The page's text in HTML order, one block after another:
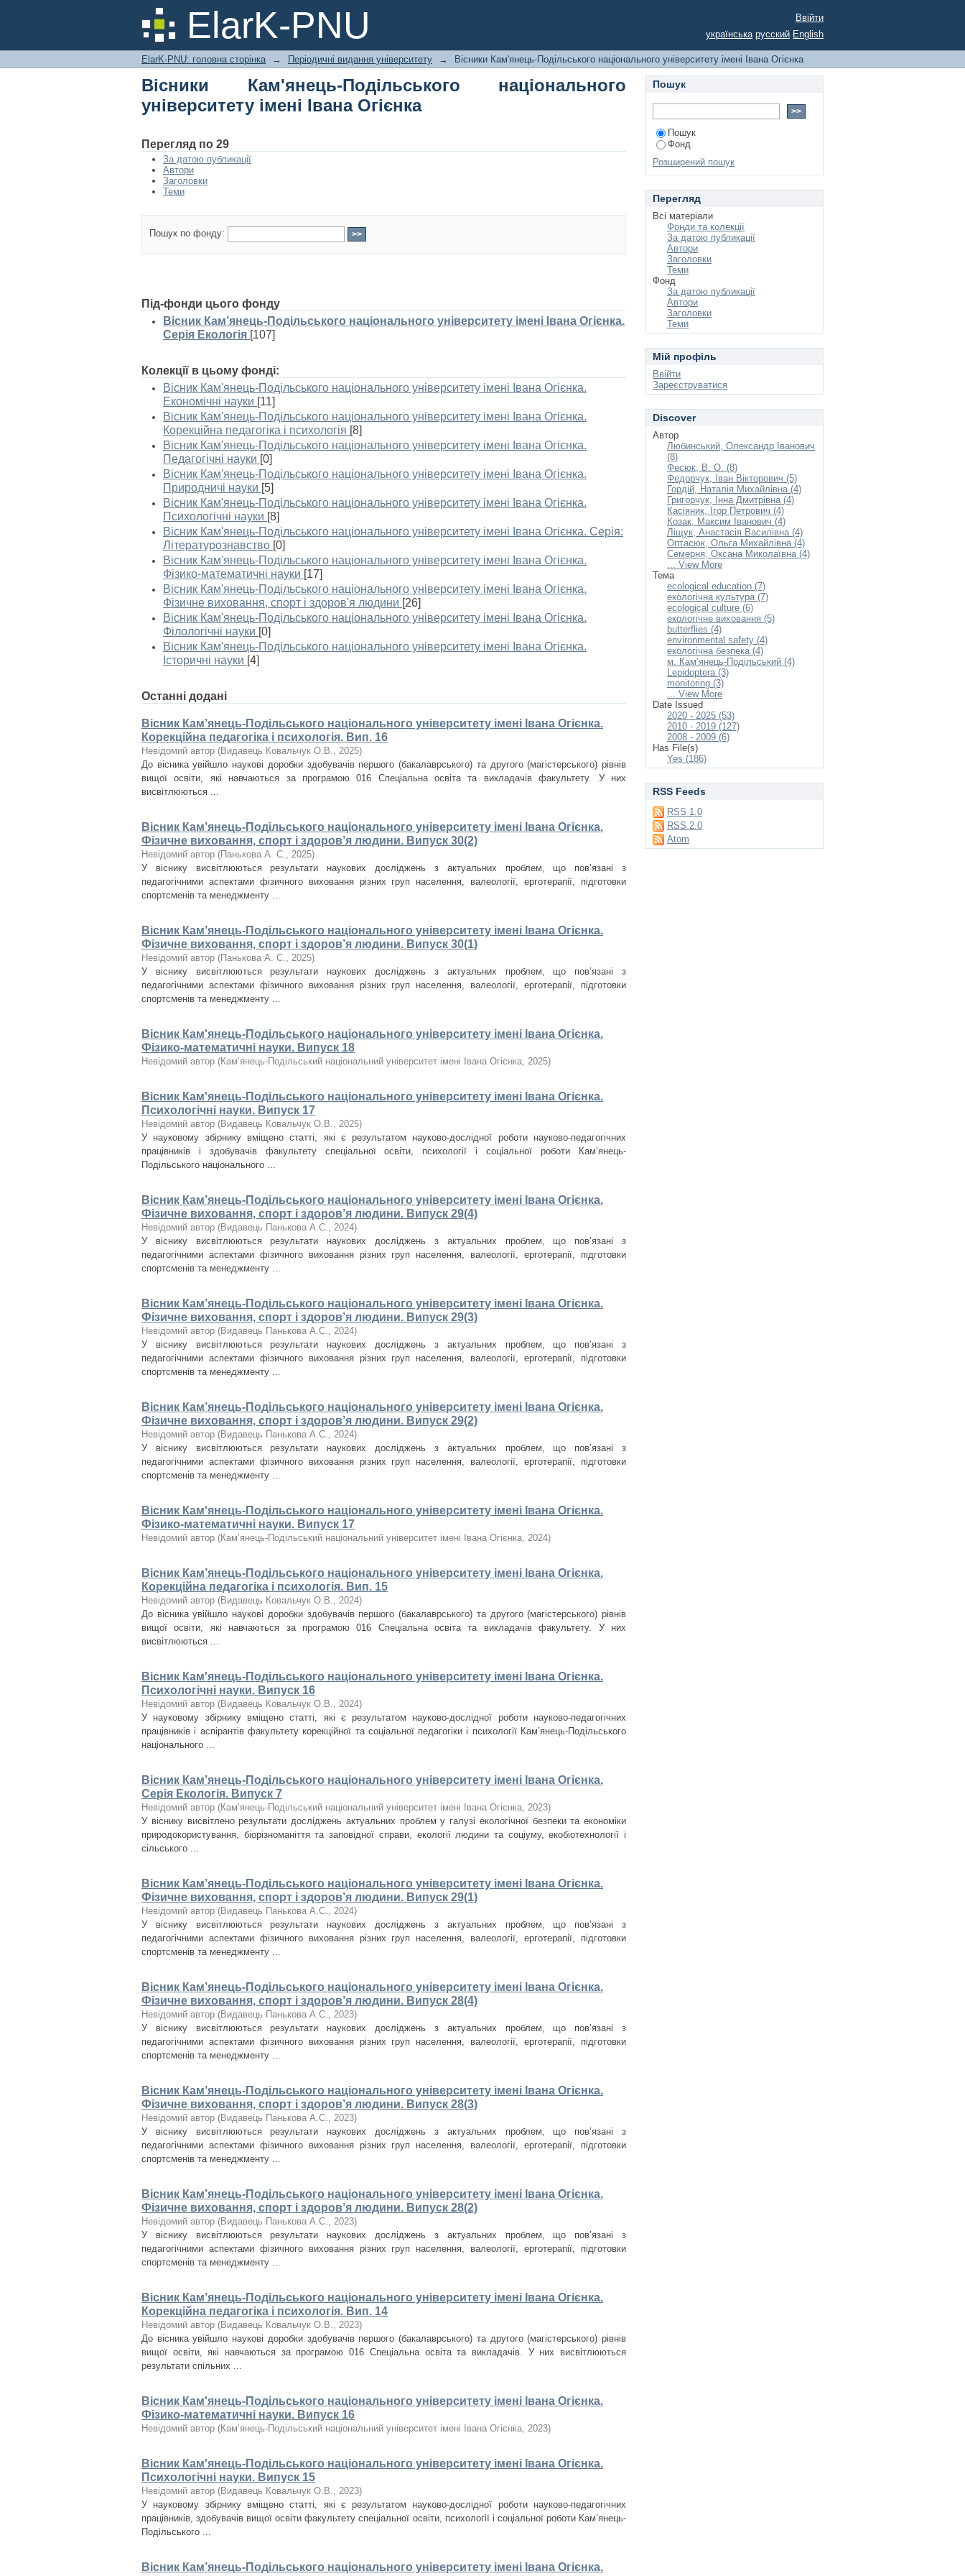
ElarK-PNU
Вісники Кам'янець-Подільського національного університету імені Івана
Огієнка
Ввійти
українська русский English
ElarK-PNU: головна сторінка → Періодичні видання університету → Вісники Кам'янець-Подільського національного університету імені Івана Огієнка
Вісники Кам'янець-Подільського національного
університету імені Івана Огієнка
Перегляд по 29
За датою публикації
Автори
Заголовки
Теми
Пошук по фонду:
Під-фонди цього фонду
Вісник Кам’янець-Подільського національного університету імені Івана Огієнка.
Серія Екологія [107]
Колекції в цьому фонді:
Вісник Кам'янець-Подільського національного університету імені Івана Огієнка.
Економічні науки [11]
Вісник Кам'янець-Подільського національного університету імені Івана Огієнка.
Корекційна педагогіка і психологія [8]
Вісник Кам'янець-Подільського національного університету імені Івана Огієнка.
Педагогічні науки [0]
Вісник Кам'янець-Подільського національного університету імені Івана Огієнка.
Природничі науки [5]
Вісник Кам'янець-Подільського національного університету імені Івана Огієнка.
Психологічні науки [8]
Вісник Кам'янець-Подільського національного університету імені Івана Огієнка. Серія:
Літературознавство [0]
Вісник Кам'янець-Подільського національного університету імені Івана Огієнка.
Фізико-математичні науки [17]
Вісник Кам'янець-Подільського національного університету імені Івана Огієнка.
Фізичне виховання, спорт і здоров'я людини [26]
Вісник Кам'янець-Подільського національного університету імені Івана Огієнка.
Філологічні науки [0]
Вісник Кам'янець-Подільського національного університету імені Івана Огієнка.
Історичні науки [4]
Останні додані
Вісник Кам’янець-Подільського національного університету імені Івана Огієнка.
Корекційна педагогіка і психологія. Вип. 16
Невідомий автор (Видавець Ковальчук О.В., 2025)
До вісника увійшло наукові доробки здобувачів першого (бакалаврського) та другого (магістерського) рівнів
вищої освіти, які навчаються за програмою 016 Спеціальна освіта та викладачів факультету. У них
висвітлюються ...
Вісник Кам’янець-Подільського національного університету імені Івана Огієнка.
Фізичне виховання, спорт і здоров’я людини. Випуск 30(2)
Невідомий автор (Панькова А. С., 2025)
У віснику висвітлюються результати наукових досліджень з актуальних проблем, що пов’язані з
педагогічними аспектами фізичного виховання різних груп населення, валеології, ерготерапії, підготовки
спортсменів та менеджменту ...
Вісник Кам’янець-Подільського національного університету імені Івана Огієнка.
Фізичне виховання, спорт і здоров’я людини. Випуск 30(1)
Невідомий автор (Панькова А. С., 2025)
У віснику висвітлюються результати наукових досліджень з актуальних проблем, що пов’язані з
педагогічними аспектами фізичного виховання різних груп населення, валеології, ерготерапії, підготовки
спортсменів та менеджменту ...
Вісник Кам'янець-Подільського національного університету імені Івана Огієнка.
Фізико-математичні науки. Випуск 18
Невідомий автор (Кам’янець-Подільський національний університет імені Івана Огієнка, 2025)
Вісник Кам'янець-Подільського національного університету імені Івана Огієнка.
Психологічні науки. Випуск 17
Невідомий автор (Видавець Ковальчук О.В., 2025)
У науковому збірнику вміщено статті, які є результатом науково-дослідної роботи науково-педагогічних
працівників і здобувачів факультету спеціальної освіти, психології і соціальної роботи Кам’янець-
Подільського національного ...
Вісник Кам’янець-Подільського національного університету імені Івана Огієнка.
Фізичне виховання, спорт і здоров’я людини. Випуск 29(4)
Невідомий автор (Видавець Панькова А.С., 2024)
У віснику висвітлюються результати наукових досліджень з актуальних проблем, що пов’язані з
педагогічними аспектами фізичного виховання різних груп населення, валеології, ерготерапії, підготовки
спортсменів та менеджменту ...
Вісник Кам’янець-Подільського національного університету імені Івана Огієнка.
Фізичне виховання, спорт і здоров’я людини. Випуск 29(3)
Невідомий автор (Видавець Панькова А.С., 2024)
У віснику висвітлюються результати наукових досліджень з актуальних проблем, що пов’язані з
педагогічними аспектами фізичного виховання різних груп населення, валеології, ерготерапії, підготовки
спортсменів та менеджменту ...
Вісник Кам’янець-Подільського національного університету імені Івана Огієнка.
Фізичне виховання, спорт і здоров’я людини. Випуск 29(2)
Невідомий автор (Видавець Панькова А.С., 2024)
У віснику висвітлюються результати наукових досліджень з актуальних проблем, що пов’язані з
педагогічними аспектами фізичного виховання різних груп населення, валеології, ерготерапії, підготовки
спортсменів та менеджменту ...
Вісник Кам'янець-Подільського національного університету імені Івана Огієнка.
Фізико-математичні науки. Випуск 17
Невідомий автор (Кам’янець-Подільський національний університет імені Івана Огієнка, 2024)
Вісник Кам’янець-Подільського національного університету імені Івана Огієнка.
Корекційна педагогіка і психологія. Вип. 15
Невідомий автор (Видавець Ковальчук О.В., 2024)
До вісника увійшло наукові доробки здобувачів першого (бакалаврського) та другого (магістерського) рівнів
вищої освіти, які навчаються за програмою 016 Спеціальна освіта та викладачів факультету. У них
висвітлюються ...
Вісник Кам'янець-Подільського національного університету імені Івана Огієнка.
Психологічні науки. Випуск 16
Невідомий автор (Видавець Ковальчук О.В., 2024)
У науковому збірнику вміщено статті, які є результатом науково-дослідної роботи науково-педагогічних
працівників і аспірантів факультету корекційної та соціальної педагогіки і психології Кам’янець-Подільського
національного ...
Вісник Кам’янець-Подільського національного університету імені Івана Огієнка.
Серія Екологія. Випуск 7
Невідомий автор (Кам’янець-Подільський національний університет імені Івана Огієнка, 2023)
У віснику висвітлено результати досліджень актуальних проблем у галузі екологічної безпеки та економіки
природокористування, біорізноманіття та заповідної справи, екології людини та соціуму, екобіотехнології і
сільського ...
Вісник Кам’янець-Подільського національного університету імені Івана Огієнка.
Фізичне виховання, спорт і здоров’я людини. Випуск 29(1)
Невідомий автор (Видавець Панькова А.С., 2024)
У віснику висвітлюються результати наукових досліджень з актуальних проблем, що пов’язані з
педагогічними аспектами фізичного виховання різних груп населення, валеології, ерготерапії, підготовки
спортсменів та менеджменту ...
Вісник Кам’янець-Подільського національного університету імені Івана Огієнка.
Фізичне виховання, спорт і здоров’я людини. Випуск 28(4)
Невідомий автор (Видавець Панькова А.С., 2023)
У віснику висвітлюються результати наукових досліджень з актуальних проблем, що пов’язані з
педагогічними аспектами фізичного виховання різних груп населення, валеології, ерготерапії, підготовки
спортсменів та менеджменту ...
Вісник Кам’янець-Подільського національного університету імені Івана Огієнка.
Фізичне виховання, спорт і здоров’я людини. Випуск 28(3)
Невідомий автор (Видавець Панькова А.С., 2023)
У віснику висвітлюються результати наукових досліджень з актуальних проблем, що пов’язані з
педагогічними аспектами фізичного виховання різних груп населення, валеології, ерготерапії, підготовки
спортсменів та менеджменту ...
Вісник Кам’янець-Подільського національного університету імені Івана Огієнка.
Фізичне виховання, спорт і здоров’я людини. Випуск 28(2)
Невідомий автор (Видавець Панькова А.С., 2023)
У віснику висвітлюються результати наукових досліджень з актуальних проблем, що пов’язані з
педагогічними аспектами фізичного виховання різних груп населення, валеології, ерготерапії, підготовки
спортсменів та менеджменту ...
Вісник Кам’янець-Подільського національного університету імені Івана Огієнка.
Корекційна педагогіка і психологія. Вип. 14
Невідомий автор (Видавець Ковальчук О.В., 2023)
До вісника увійшло наукові доробки здобувачів першого (бакалаврського) та другого (магістерського) рівнів
вищої освіти, які навчаються за програмою 016 Спеціальна освіта та викладачів. У них висвітлюються
результати спільних ...
Вісник Кам'янець-Подільського національного університету імені Івана Огієнка.
Фізико-математичні науки. Випуск 16
Невідомий автор (Кам’янець-Подільський національний університет імені Івана Огієнка, 2023)
Вісник Кам'янець-Подільського національного університету імені Івана Огієнка.
Психологічні науки. Випуск 15
Невідомий автор (Видавець Ковальчук О.В., 2023)
У науковому збірнику вміщено статті, які є результатом науково-дослідної роботи науково-педагогічних
працівників, здобувачів вищої освіти факультету спеціальної освіти, психології і соціальної роботи Кам’янець-
Подільського ...
Вісник Кам’янець-Подільського національного університету імені Івана Огієнка.
Пошук
Пошук
Фонд
Розширений пошук
Перегляд
Всі матеріали
Фонди та колекції
За датою публикації
Автори
Заголовки
Теми
Фонд
За датою публикації
Автори
Заголовки
Теми
Мій профіль
Ввійти
Зареєструватися
Discover
Автор
Любинський, Олександр Іванович
(8)
Фесюк, В. О. (8)
Федорчук, Іван Вікторович (5)
Гордій, Наталія Михайлівна (4)
Григорчук, Інна Дмитрівна (4)
Касіяник, Ігор Петрович (4)
Козак, Максим Іванович (4)
Ліщук, Анастасія Василівна (4)
Оптасюк, Ольга Михайлівна (4)
Семерня, Оксана Миколаївна (4)
... View More
Тема
ecological education (7)
екологічна культура (7)
ecological culture (6)
екологічне виховання (5)
butterflies (4)
environmental safety (4)
екологічна безпека (4)
м. Кам’янець-Подільський (4)
Lepidoptera (3)
monitoring (3)
... View More
Date Issued
2020 - 2025 (53)
2010 - 2019 (127)
2008 - 2009 (6)
Has File(s)
Yes (186)
RSS Feeds
RSS 1.0
RSS 2.0
Atom